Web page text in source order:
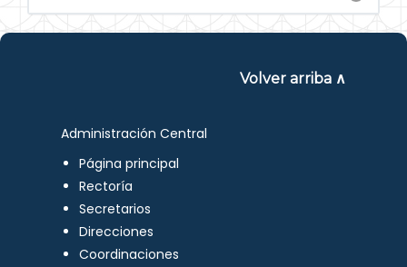
Volver arriba ∧
Administración Central
Página principal
Rectoría
Secretarios
Direcciones
Coordinaciones